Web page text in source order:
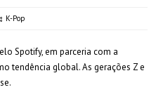
K-Pop
Spotify, em parceria com a
tendência global. As gerações Z e